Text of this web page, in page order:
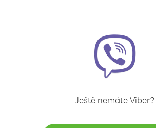
Ještě nemáte Viber?